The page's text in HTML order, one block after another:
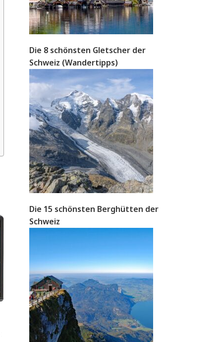
Die 8 schönsten Gletscher der
Schweiz (Wandertipps)
Die 15 schönsten Berghütten der
Schweiz